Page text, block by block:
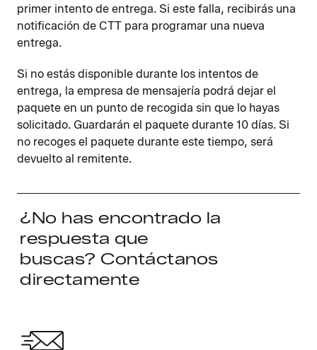
primer intento de entrega. Si este falla, recibirás una
notificación de CTT para programar una nueva
entrega.
Si no estás disponible durante los intentos de
entrega, la empresa de mensajería podrá dejar el
paquete en un punto de recogida sin que lo hayas
solicitado. Guardarán el paquete durante 10 días. Si
no recoges el paquete durante este tiempo, será
devuelto al remitente.
¿No has encontrado la
respuesta que
buscas? Contáctanos
directamente